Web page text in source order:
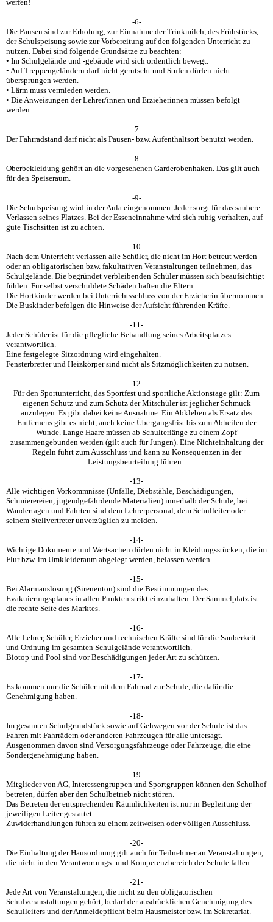
werfen!
-6-
Die Pausen sind zur Erholung, zur Einnahme der Trinkmilch, des Frühstücks,
der Schulspeisung sowie zur Vorbereitung auf den folgenden Unterricht zu
nutzen. Dabei sind folgende Grundsätze zu beachten:
• Im Schulgelände und -gebäude wird sich ordentlich bewegt.
• Auf Treppengeländern darf nicht gerutscht und Stufen dürfen nicht
übersprungen werden.
• Lärm muss vermieden werden.
• Die Anweisungen der Lehrer/innen und Erzieherinnen müssen befolgt
werden.
-7-
Der Fahrradstand darf nicht als Pausen- bzw. Aufenthaltsort benutzt werden.
-8-
Oberbekleidung gehört an die vorgesehenen Garderobenhaken. Das gilt auch
für den Speiseraum.
-9-
Die Schulspeisung wird in der Aula eingenommen. Jeder sorgt für das saubere
Verlassen seines Platzes. Bei der Esseneinnahme wird sich ruhig verhalten, auf
gute Tischsitten ist zu achten.
-10-
Nach dem Unterricht verlassen alle Schüler, die nicht im Hort betreut werden
oder an obligatorischen bzw. fakultativen Veranstaltungen teilnehmen, das
Schulgelände. Die begründet verbleibenden Schüler müssen sich beaufsichtigt
fühlen. Für selbst verschuldete Schäden haften die Eltern.
Die Hortkinder werden bei Unterrichtsschluss von der Erzieherin übernommen.
Die Buskinder befolgen die Hinweise der Aufsicht führenden Kräfte.
-11-
Jeder Schüler ist für die pflegliche Behandlung seines Arbeitsplatzes
verantwortlich.
Eine festgelegte Sitzordnung wird eingehalten.
Fensterbretter und Heizkörper sind nicht als Sitzmöglichkeiten zu nutzen.
-12-
Für den Sportunterricht, das Sportfest und sportliche Aktionstage gilt: Zum
eigenen Schutz und zum Schutz der Mitschüler ist jeglicher Schmuck
anzulegen. Es gibt dabei keine Ausnahme. Ein Abkleben als Ersatz des
Entfernens gibt es nicht, auch keine Übergangsfrist bis zum Abheilen der
Wunde. Lange Haare müssen ab Schulterlänge zu einem Zopf
zusammengebunden werden (gilt auch für Jungen). Eine Nichteinhaltung der
Regeln führt zum Ausschluss und kann zu Konsequenzen in der
Leistungsbeurteilung führen.
-13-
Alle wichtigen Vorkommnisse (Unfälle, Diebstähle, Beschädigungen,
Schmierereien, jugendgefährdende Materialien) innerhalb der Schule, bei
Wandertagen und Fahrten sind dem Lehrerpersonal, dem Schulleiter oder
seinem Stellvertreter unverzüglich zu melden.
-14-
Wichtige Dokumente und Wertsachen dürfen nicht in Kleidungsstücken, die im
Flur bzw. im Umkleideraum abgelegt werden, belassen werden.
-15-
Bei Alarmauslösung (Sirenenton) sind die Bestimmungen des
Evakuierungsplanes in allen Punkten strikt einzuhalten. Der Sammelplatz ist
die rechte Seite des Marktes.
-16-
Alle Lehrer, Schüler, Erzieher und technischen Kräfte sind für die Sauberkeit
und Ordnung im gesamten Schulgelände verantwortlich.
Biotop und Pool sind vor Beschädigungen jeder Art zu schützen.
-17-
Es kommen nur die Schüler mit dem Fahrrad zur Schule, die dafür die
Genehmigung haben.
-18-
Im gesamten Schulgrundstück sowie auf Gehwegen vor der Schule ist das
Fahren mit Fahrrädern oder anderen Fahrzeugen für alle untersagt.
Ausgenommen davon sind Versorgungsfahrzeuge oder Fahrzeuge, die eine
Sondergenehmigung haben.
-19-
Mitglieder von AG, Interessengruppen und Sportgruppen können den Schulhof
betreten, dürfen aber den Schulbetrieb nicht stören.
Das Betreten der entsprechenden Räumlichkeiten ist nur in Begleitung der
jeweiligen Leiter gestattet.
Zuwiderhandlungen führen zu einem zeitweisen oder völligen Ausschluss.
-20-
Die Einhaltung der Hausordnung gilt auch für Teilnehmer an Veranstaltungen,
die nicht in den Verantwortungs- und Kompetenzbereich der Schule fallen.
-21-
Jede Art von Veranstaltungen, die nicht zu den obligatorischen
Schulveranstaltungen gehört, bedarf der ausdrücklichen Genehmigung des
Schulleiters und der Anmeldepflicht beim Hausmeister bzw. im Sekretariat.